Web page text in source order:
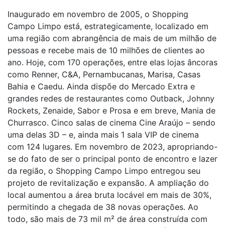
Inaugurado em novembro de 2005, o Shopping
Campo Limpo está, estrategicamente, localizado em
uma região com abrangência de mais de um milhão de
pessoas e recebe mais de 10 milhões de clientes ao
ano. Hoje, com 170 operações, entre elas lojas âncoras
como Renner, C&A, Pernambucanas, Marisa, Casas
Bahia e Caedu. Ainda dispõe do Mercado Extra e
grandes redes de restaurantes como Outback, Johnny
Rockets, Zenaide, Sabor e Prosa e em breve, Mania de
Churrasco. Cinco salas de cinema Cine Araújo – sendo
uma delas 3D – e, ainda mais 1 sala VIP de cinema
com 124 lugares. Em novembro de 2023, apropriando-
se do fato de ser o principal ponto de encontro e lazer
da região, o Shopping Campo Limpo entregou seu
projeto de revitalização e expansão. A ampliação do
local aumentou a área bruta locável em mais de 30%,
permitindo a chegada de 38 novas operações. Ao
todo, são mais de 73 mil m² de área construída com